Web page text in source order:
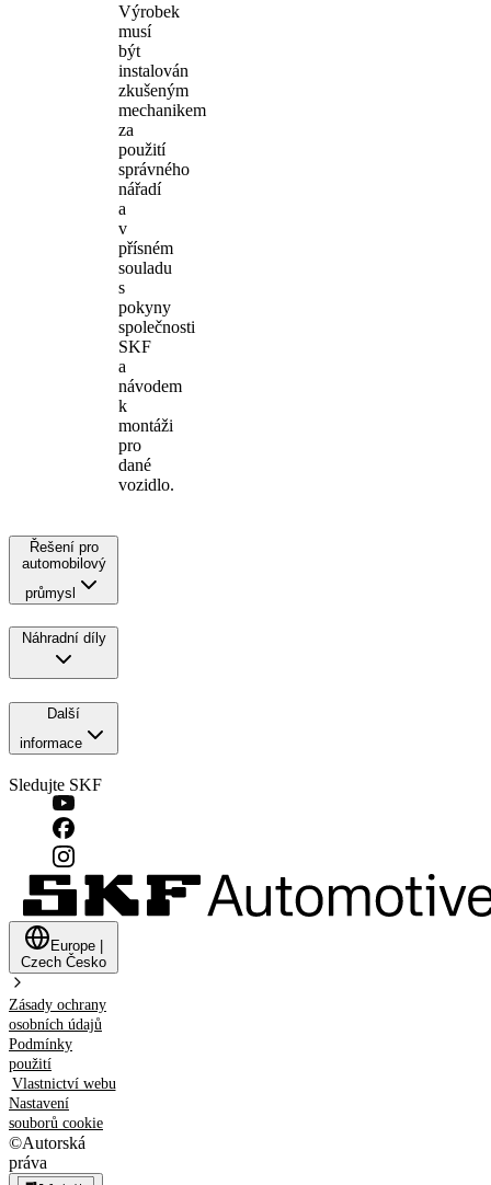
Výrobek
musí
být
instalován
zkušeným
mechanikem
za
použití
správného
nářadí
a
v
přísném
souladu
s
pokyny
společnosti
SKF
a
návodem
k
montáži
pro
dané
vozidlo.
Řešení pro
automobilový
průmysl
Náhradní díly
Další
informace
Sledujte SKF
Europe
Czech Česko
Zásady ochrany
osobních údajů
Podmínky
použití
Vlastnictví webu
Nastavení
souborů cookie
©Autorská
práva